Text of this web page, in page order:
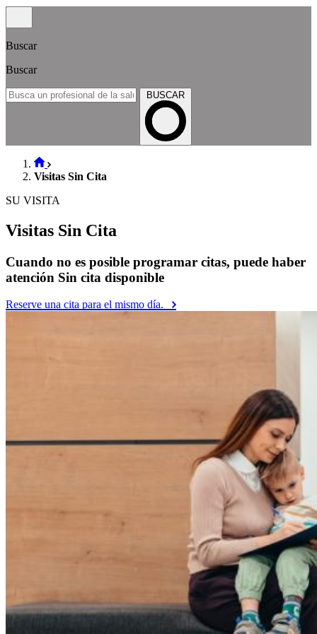
Buscar
Buscar
BUSCAR
Visitas Sin Cita
SU VISITA
Visitas Sin Cita
Cuando no es posible programar citas, puede haber
atención Sin cita disponible
Reserve una cita para el mismo día.